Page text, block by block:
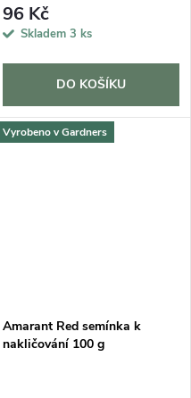
96 Kč
Skladem 3 ks
DO KOŠÍKU
Vyrobeno v Gardners
Amarant Red semínka k
nakličování 100 g